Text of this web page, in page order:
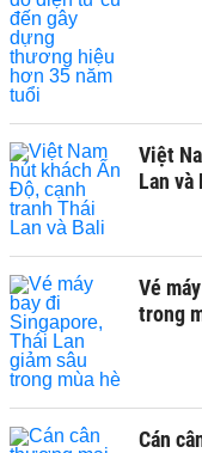
Việt
Lan và
Vé
trong
Cán